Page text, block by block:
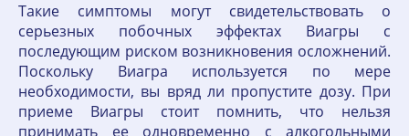
Такие симптомы могут свидетельствовать о
серьезных побочных эффектах Виагры с
последующим риском возникновения осложнений.
Поскольку Виагра используется по мере
необходимости, вы вряд ли пропустите дозу. При
приеме Виагры стоит помнить, что нельзя
принимать ее одновременно с алкогольными